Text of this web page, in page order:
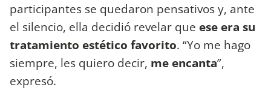
participantes se quedaron pensativos y, ante
el silencio, ella decidió revelar que ese era su
tratamiento estético favorito. “Yo me hago
siempre, les quiero decir, me encanta”,
expresó.